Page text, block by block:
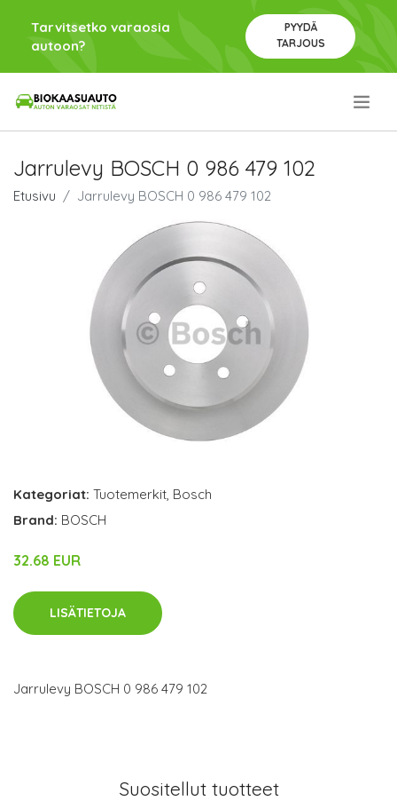
Tarvitsetko varaosia
autoon?
PYYDÄ
TARJOUS
Jarrulevy BOSCH 0 986 479 102
Etusivu Jarrulevy BOSCH 0 986 479 102
Kategoriat: Tuotemerkit, Bosch
Brand: BOSCH
32.68 EUR
LISÄTIETOJA
Jarrulevy BOSCH 0 986 479 102
Suositellut tuotteet